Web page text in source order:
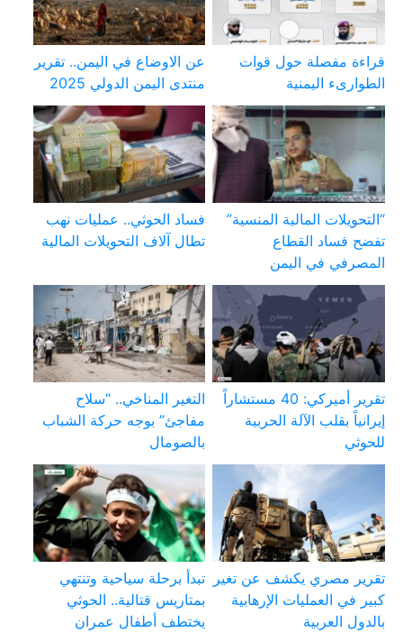
قراءة مفصلة حول قوات
الطوارىء اليمنية
عن الاوضاع في اليمن.. تقرير
منتدى اليمن الدولي 2025
“التحويلات المالية المنسية”
تفضح فساد القطاع
المصرفي في اليمن
فساد الحوثي.. عمليات نهب
تطال آلاف التحويلات المالية
تقرير أميركي: 40 مستشاراً
إيرانياً بقلب الآلة الحربية
للحوثي
التغير المناخي.. “سلاح
مفاجئ” بوجه حركة الشباب
بالصومال
تقرير مصري يكشف عن تغير
كبير في العمليات الإرهابية
بالدول العربية
تبدأ برحلة سياحية وتنتهي
بمتاريس قتالية.. الحوثي
يختطف أطفال عمران